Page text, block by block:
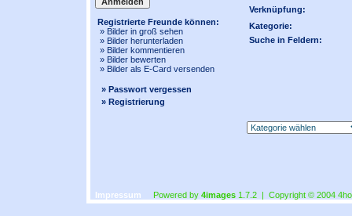
Registrierte Freunde können:
» Bilder in groß sehen
» Bilder herunterladen
» Bilder kommentieren
» Bilder bewerten
» Bilder als E-Card versenden
» Passwort vergessen
» Registrierung
Verknüpfung:
Kategorie:
Suche in Feldern:
Impressum Powered by 4images 1.7.2 | Copyright © 2004